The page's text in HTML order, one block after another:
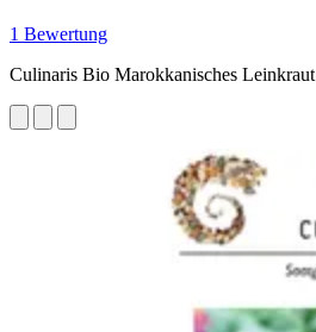
1 Bewertung
Culinaris Bio Marokkanisches Leinkraut